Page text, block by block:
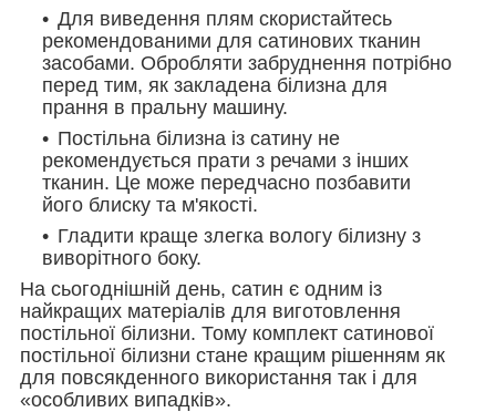
Для виведення плям скористайтесь
рекомендованими для сатинових тканин
засобами. Обробляти забруднення потрібно
перед тим, як закладена білизна для
прання в пральну машину.
Постільна білизна із сатину не
рекомендується прати з речами з інших
тканин. Це може передчасно позбавити
його блиску та м'якості.
Гладити краще злегка вологу білизну з
виворітного боку.
На сьогоднішній день, сатин є одним із
найкращих матеріалів для виготовлення
постільної білизни. Тому комплект сатинової
постільної білизни стане кращим рішенням як
для повсякденного використання так і для
«особливих випадків».